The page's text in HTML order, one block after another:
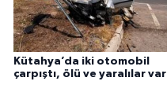
Kütahya’da iki otomobil
çarpıştı, ölü ve yaralılar var